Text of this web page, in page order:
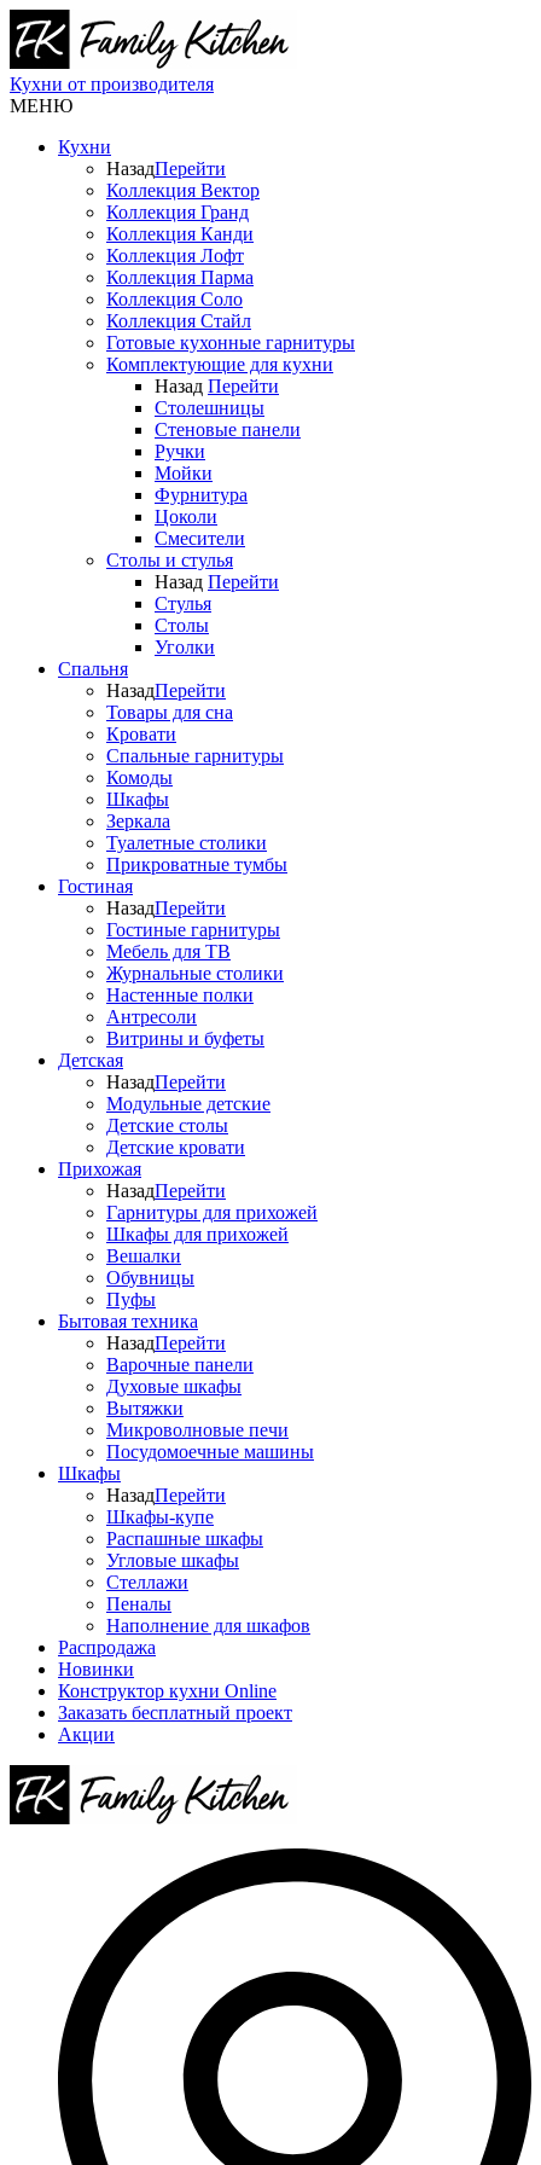
Кухни от производителя
МЕНЮ
Кухни
НазадПерейти
Коллекция Вектор
Коллекция Гранд
Коллекция Канди
Коллекция Лофт
Коллекция Парма
Коллекция Соло
Коллекция Стайл
Готовые кухонные гарнитуры
Комплектующие для кухни
Назад Перейти
Столешницы
Стеновые панели
Ручки
Мойки
Фурнитура
Цоколи
Смесители
Столы и стулья
Назад Перейти
Стулья
Столы
Уголки
Спальня
НазадПерейти
Товары для сна
Кровати
Спальные гарнитуры
Комоды
Шкафы
Зеркала
Туалетные столики
Прикроватные тумбы
Гостиная
НазадПерейти
Гостиные гарнитуры
Мебель для ТВ
Журнальные столики
Настенные полки
Антресоли
Витрины и буфеты
Детская
НазадПерейти
Модульные детские
Детские столы
Детские кровати
Прихожая
НазадПерейти
Гарнитуры для прихожей
Шкафы для прихожей
Вешалки
Обувницы
Пуфы
Бытовая техника
НазадПерейти
Варочные панели
Духовые шкафы
Вытяжки
Микроволновые печи
Посудомоечные машины
Шкафы
НазадПерейти
Шкафы-купе
Распашные шкафы
Угловые шкафы
Стеллажи
Пеналы
Наполнение для шкафов
Распродажа
Новинки
Конструктор кухни Online
Заказать бесплатный проект
Акции